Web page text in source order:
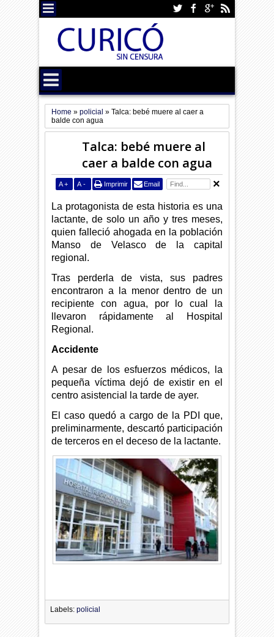
Home »policial »Talca: bebé muere al caer a
balde con agua
Talca: bebé muere al
caer a balde con agua
A + A - Imprimir Email
La protagonista de esta historia es una
lactante, de solo un año y tres meses,
quien falleció ahogada en la población
Manso de Velasco de la capital
regional.
Tras perderla de vista, sus padres
encontraron a la menor dentro de un
recipiente con agua, por lo cual la
llevaron rápidamente al Hospital
Regional.
Accidente
A pesar de los esfuerzos médicos, la
pequeña víctima dejó de existir en el
centro asistencial la tarde de ayer.
El caso quedó a cargo de la PDI que,
preliminarmente, descartó participación
de terceros en el deceso de la lactante.
Labels:policial